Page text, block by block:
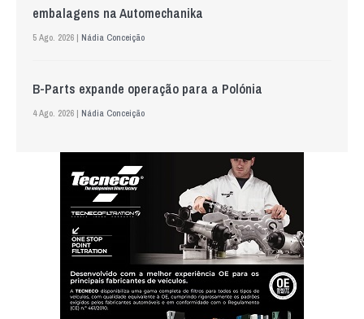
embalagens na Automechanika
5 Ago. 2026 | Nádia Conceição
B-Parts expande operação para a Polónia
4 Ago. 2026 | Nádia Conceição